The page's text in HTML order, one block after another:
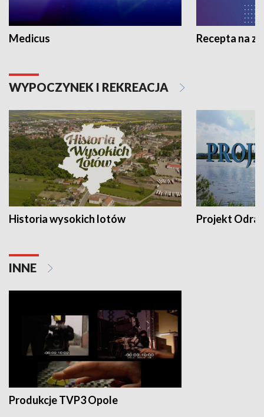
Medicus Recepta na
WYPOCZYNEK I REKREACJA
Historia wysokich lotów Projekt Odra
INNE
Produkcje TVP3 Opole